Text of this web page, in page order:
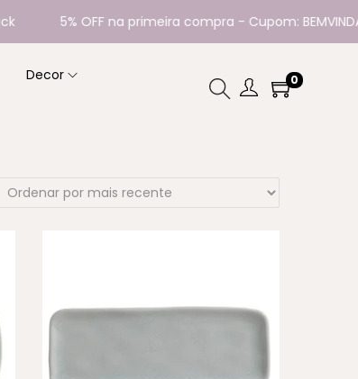
5% OFF na primeira compra - Cupom: BEMVINDA
Decor
0